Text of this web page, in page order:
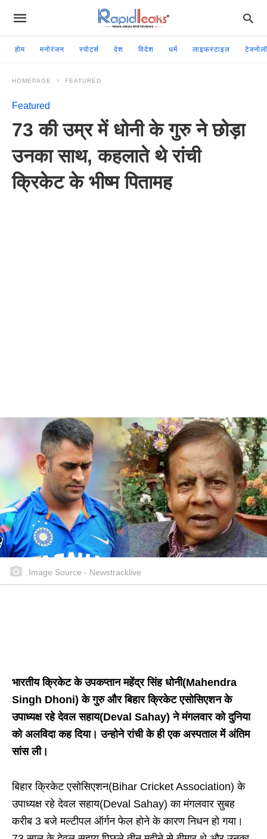
होम मनोरंजन स्पोर्ट्स देश विदेश धर्म लाइफस्टाइल
HOMEPAGE FEATURED
Featured
73 की उम्र में धोनी के गुरु ने छोड़ा
उनका साथ, कहलाते थे रांची
क्रिकेट के भीष्म पितामह
Image Source - Newstracklive
भारतीय क्रिकेट के उपकप्तान महेंद्र सिंह धोनी(Mahendra
Singh Dhoni) के गुरु और बिहार क्रिकेट एसोसिएशन के
उपाध्यक्ष रहे देवल सहाय(Deval Sahay) ने मंगलवार को दुनिया
को अलविदा कह दिया। उन्होने रांची के ही एक अस्पताल में अंतिम
सांस ली।
बिहार क्रिकेट एसोसिएशन(Bihar Cricket Association) के
उपाध्यक्ष रहे देवल सहाय(Deval Sahay) का मंगलवार सुबह
करीब 3 बजे मल्टीपल ऑर्गन फेल होने के कारण निधन हो गया।